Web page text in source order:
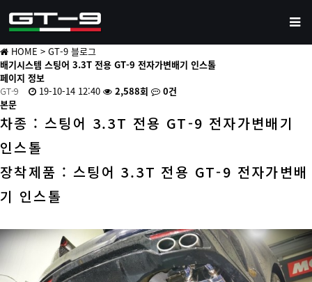
HOME > GT-9 블로그
배기시스템 스팅어 3.3T 전용 GT-9 전자가변배기 인스톨
페이지 정보
GT-9
19-10-14 12:40 2,588회
0건
본문
차종 : 스팅어 3.3T 전용 GT-9 전자가변배기
인스톨
장착제품 : 스팅어 3.3T 전용 GT-9 전자가변배
기 인스톨